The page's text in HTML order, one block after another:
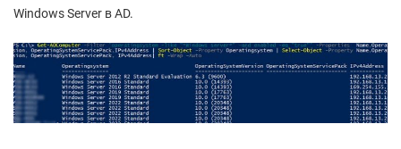
Windows Server в AD.